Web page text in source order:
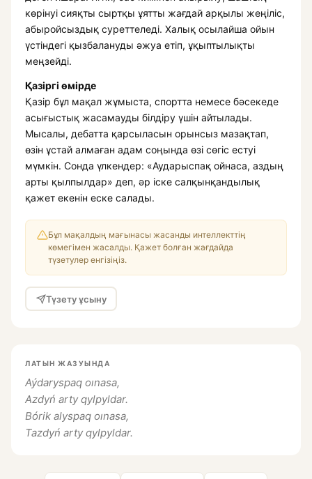
көрінуі сияқты сыртқы ұятты жағдай арқылы жеңіліс,
абыройсыздық суреттеледі. Халық осылайша ойын
үстіндегі қызбалануды әжуа етіп, ұқыптылықты
меңзейді.
Қазіргі өмірде
Қазір бұл мақал жұмыста, спортта немесе бәсекеде
асығыстық жасамауды білдіру үшін айтылады.
Мысалы, дебатта қарсыласын орынсыз мазақтап,
өзін ұстай алмаған адам соңында өзі сөгіс естуі
мүмкін. Сонда үлкендер: «Аударыспақ ойнаса, аздың
арты қылпылдар» деп, әр іске салқынқандылық
қажет екенін еске салады.
Бұл мақалдың мағынасы жасанды интеллекттің
көмегімен жасалды. Қажет болған жағдайда
түзетулер енгізіңіз.
Түзету ұсыну
ЛАТЫН ЖАЗУЫНДА
Aýdaryspaq oınasa,
Azdyń arty qylpyldar.
Bórik alyspaq oınasa,
Tazdyń arty qylpyldar.